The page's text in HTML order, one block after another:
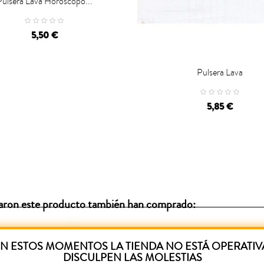
5,50 €
CARROPulsera Lava
5,85 €
este producto también han comprado:
ESTOS MOMENTOS LA TIENDA NO ESTÁ
DISCULPEN LAS MOLESTIAS